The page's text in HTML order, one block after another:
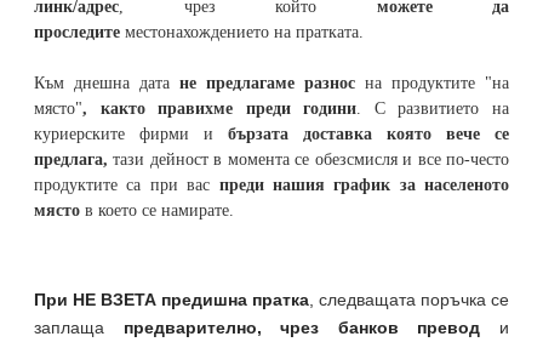
линк/адрес, чрез който можете да
проследите местонахождението на пратката.
Към днешна дата не предлагаме разнос на продуктите "на
място", както правихме преди години. С развитието на
куриерските фирми и бързата доставка която вече се
предлага, тази дейност в момента се обезсмисля и все по-често
продуктите са при вас преди нашия график за населеното
място в което се намирате.
При НЕ ВЗЕТА предишна пратка, следващата поръчка се
заплаща предварително, чрез банков превод и